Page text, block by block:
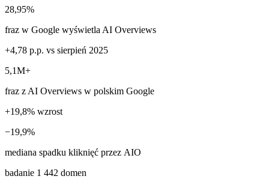
28,95%
fraz w Google wyświetla AI Overviews
+4,78 p.p. vs sierpień 2025
5,1M+
fraz z AI Overviews w polskim Google
+19,8% wzrost
−19,9%
mediana spadku kliknięć przez AIO
badanie 1 442 domen